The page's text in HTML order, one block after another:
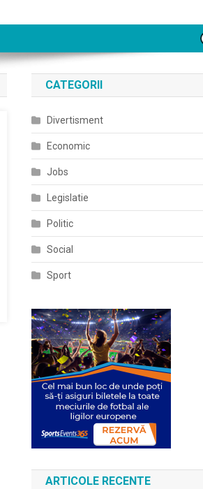
CATEGORII
Divertisment
Economic
Jobs
Legislatie
Politic
Social
Sport
ARTICOLE RECENTE